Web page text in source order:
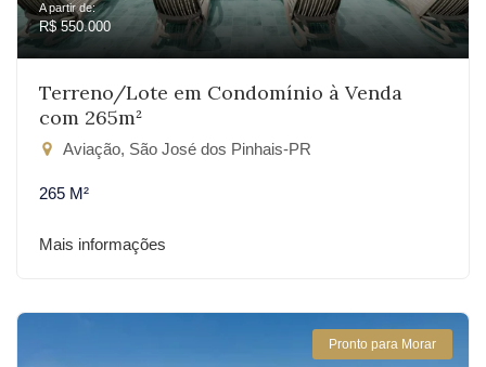
A partir de:
R$ 550.000
Terreno/Lote em Condomínio à Venda
com 265m²
Aviação, São José dos Pinhais-PR
265 M²
Mais informações
Pronto para Morar